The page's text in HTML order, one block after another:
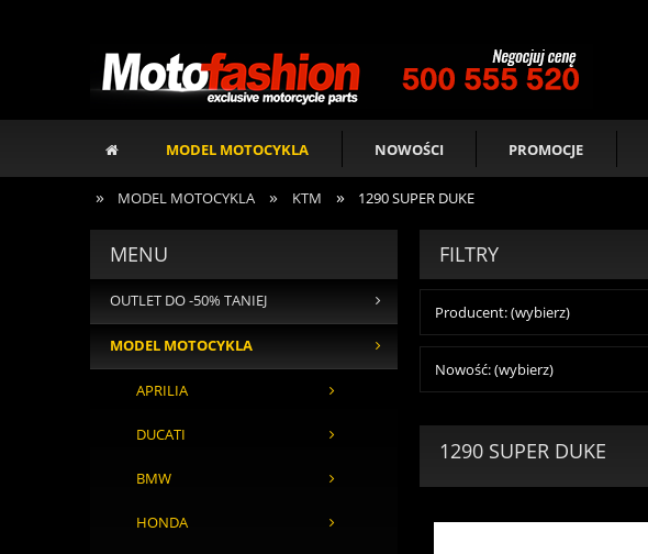
MODEL MOTOCYKLA NOWOŚCI PROMOCJE
» MODEL MOTOCYKLA » KTM » 1290 SUPER DUKE
MENU
OUTLET DO -50% TANIEJ
MODEL MOTOCYKLA
APRILIA
DUCATI
BMW
HONDA
FILTRY
Producent: (wybierz)
Nowość: (wybierz)
1290 SUPER DUKE